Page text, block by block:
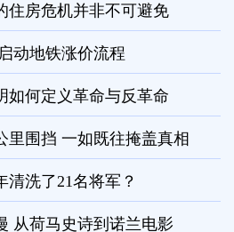
住房危机并非不可避免
动地铁涨价流程
如何定义革命与反革命
里围挡 一如既往掩盖真相
清洗了21名将军？
从荷马史诗到诺兰电影